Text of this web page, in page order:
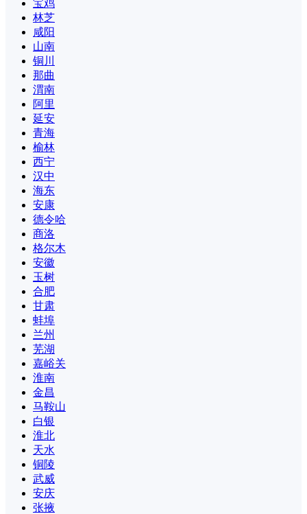
宝鸡
林芝
咸阳
山南
铜川
那曲
渭南
阿里
延安
青海
榆林
西宁
汉中
海东
安康
德令哈
商洛
格尔木
安徽
玉树
合肥
甘肃
蚌埠
兰州
芜湖
嘉峪关
淮南
金昌
马鞍山
白银
淮北
天水
铜陵
武威
安庆
张掖